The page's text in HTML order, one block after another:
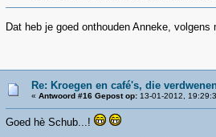
Dat heb je goed onthouden Anneke,
Re: Kroegen en café's, die
« Antwoord #16 Gepost op:13-01-2012,
Goed hè Schub...!